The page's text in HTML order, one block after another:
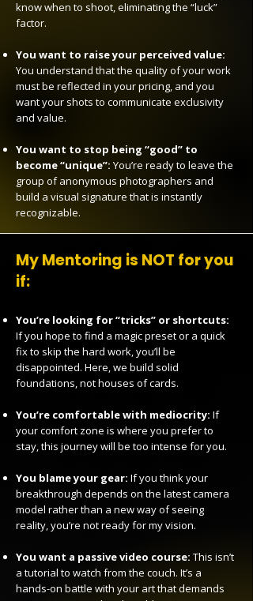
know when to shoot, eliminating the “luck”
factor.
You want to raise your perceived value:
You understand that the quality of your work
must be reflected in your pricing, and you
want your shots to communicate exclusivity
and value.
You want to stop being “good” to
become “unique”: You’re ready to leave the
group of anonymous photographers and
build a visual signature that is instantly
recognizable.
My Mentoring is NOT for you
if:
You’re looking for “tricks” or shortcuts:
If you hope to find a magic preset or a quick
fix to skip the hard work, you’ll be
disappointed. Here, we build solid
foundations, not houses of cards.
You’re comfortable with mediocrity: If
your comfort zone is where you prefer to
stay, this journey will be too intense for you.
You blame your gear: If you think your
breakthrough depends on the latest camera
model rather than a new way of seeing
reality, you’re not ready for my vision.
You want a passive video course: This isn’t
a tutorial to watch from the couch. It’s a
hands-on battle with your art that demands